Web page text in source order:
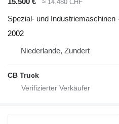
≈ 14.480 CHF
Spezial- und Industriemaschinen
2002
Niederlande, Zundert
CB Truck